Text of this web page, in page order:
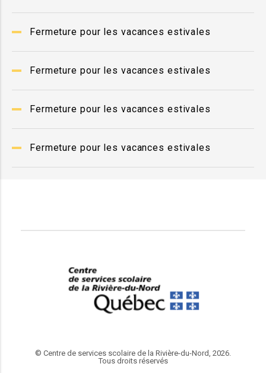
Fermeture pour les vacances estivales
Fermeture pour les vacances estivales
Fermeture pour les vacances estivales
Fermeture pour les vacances estivales
© Centre de services scolaire de la Rivière-du-Nord, 2026.
Tous droits réservés